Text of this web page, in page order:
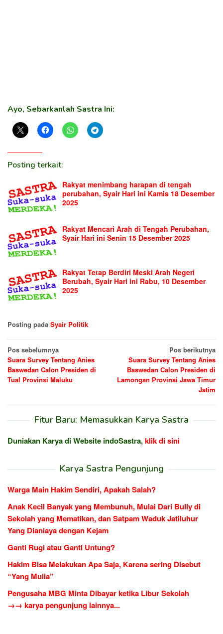
Ayo, Sebarkanlah Sastra Ini:
Posting terkait:
Rakyat menimbang harapan di tengah
perubahan, Syair Hari ini Kamis 18 Desember
2025
Rakyat Mencari Arah di Tengah Perubahan,
Syair Hari ini Senin 15 Desember 2025
Rakyat Tetap Berdiri Meski Arah Negeri
Berubah, Syair Hari ini Rabu, 10 Desember
2025
Posting pada Syair Politik
Navigasi
pos
Pos sebelumnya
Suara Survey Tentang Anies
Baswedan Calon Presiden di
Tual Provinsi Maluku
Pos berikutnya
Suara Survey Tentang Anies
Baswedan Calon Presiden di
Lamongan Provinsi Jawa Timur
Jatim
Fitur Baru: Memasukkan Karya Sastra
Duniakan Karya di Website indoSastra,klik di sini
Karya Sastra Pengunjung
Warga Main Hakim Sendiri, Apakah Salah?
Anak Kecil Banyak yang Membunuh, Mulai Dari Bully di
Sekolah yang Mematikan, dan Satpam Waduk Jatiluhur
Yang Dianiaya dengan Kejam
Ganti Rugi atau Ganti Untung?
Hakim Bisa Melakukan Apa Saja, Karena sering Disebut
“Yang Mulia”
Pengusaha MBG Minta Dibayar ketika Libur Sekolah
→→ karya pengunjung lainnya...